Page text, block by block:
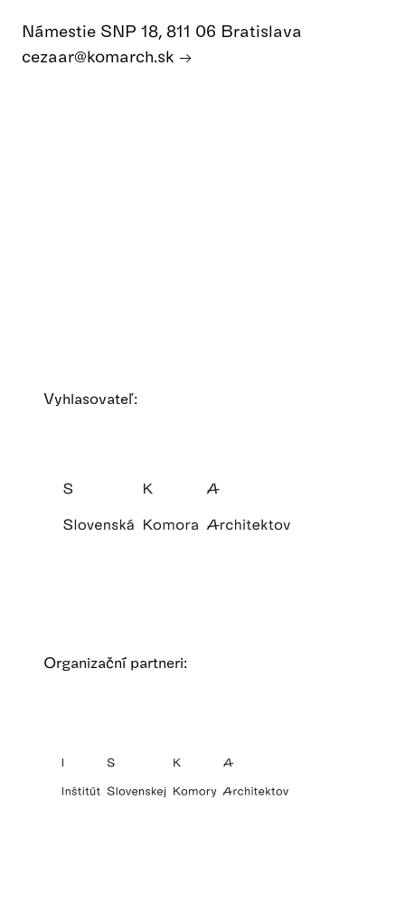
Námestie SNP 18, 811 06 Bratislava
cezaar@komarch.sk
Vyhlasovateľ:
Organizační partneri: